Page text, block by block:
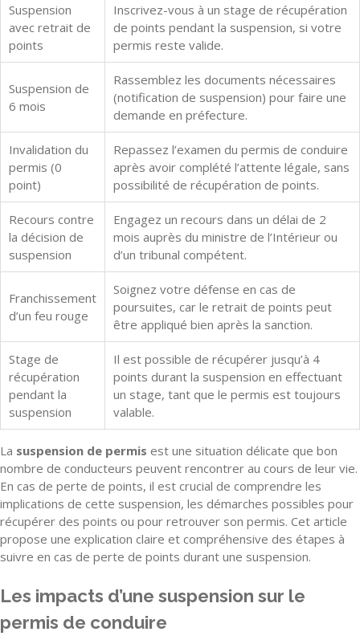
Suspension
avec retrait de
points
Inscrivez-vous à un stage de récupération
de points pendant la suspension, si votre
permis reste valide.
Suspension de
6 mois
Rassemblez les documents nécessaires
(notification de suspension) pour faire une
demande en préfecture.
Invalidation du
permis (0
point)
Repassez l’examen du permis de conduire
après avoir complété l’attente légale, sans
possibilité de récupération de points.
Recours contre
la décision de
suspension
Engagez un recours dans un délai de 2
mois auprès du ministre de l’Intérieur ou
d’un tribunal compétent.
Franchissement
d’un feu rouge
Soignez votre défense en cas de
poursuites, car le retrait de points peut
être appliqué bien après la sanction.
Stage de
récupération
pendant la
suspension
Il est possible de récupérer jusqu’à 4
points durant la suspension en effectuant
un stage, tant que le permis est toujours
valable.
La suspension de permis est une situation délicate que bon
nombre de conducteurs peuvent rencontrer au cours de leur vie.
En cas de perte de points, il est crucial de comprendre les
implications de cette suspension, les démarches possibles pour
récupérer des points ou pour retrouver son permis. Cet article
propose une explication claire et compréhensive des étapes à
suivre en cas de perte de points durant une suspension.
Les impacts d’une suspension sur le
permis de conduire